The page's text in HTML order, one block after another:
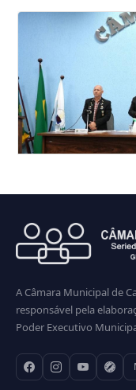
24
MUNICIPAL DE
MUNICIPAL
A Câmara Municipal de
responsável pela
Poder Executivo